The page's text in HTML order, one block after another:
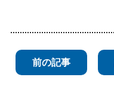
前の記事